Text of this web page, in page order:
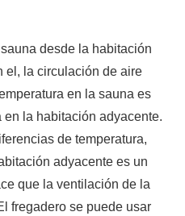
desde la habitación
el, la circulación de aire
en la sauna es
en la habitación adyacente.
de temperatura,
adyacente es un
que la ventilación de la
fregadero se puede usar